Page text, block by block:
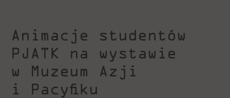
Animacje studentów
PJATK na wystawie
w Muzeum Azji
i Pacyfiku